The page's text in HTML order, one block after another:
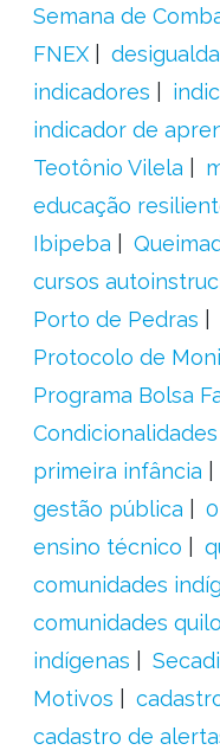
Semana de
FNEX
indicadores
indicador de
Teotônio Vilela
educação
Ibipeba
cursos
Porto de Pedras
Protocolo de
Programa Bolsa
primeira infância
gestão pública
ensino técnico
comunidades
comunidades
indígenas
Secadi
Motivos
cadastro de